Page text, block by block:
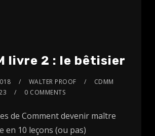
livre 2 : le bêtisier
WALTER PROOF
CDMM
0 COMMENTS
de Comment devenir maître
en 10 leçons (ou pas)